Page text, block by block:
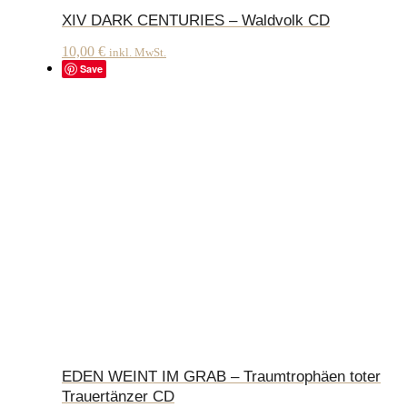
XIV DARK CENTURIES – Waldvolk CD
10,00 € inkl. MwSt.
Save
EDEN WEINT IM GRAB – Traumtrophäen toter
Trauertänzer CD